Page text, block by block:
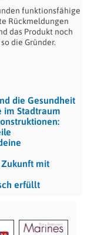
funktionsfähige
Rückmeldungen
das Produkt noch
die Gründer.
die Gesundheit
im Stadtraum
Zukunft mit
erfüllt